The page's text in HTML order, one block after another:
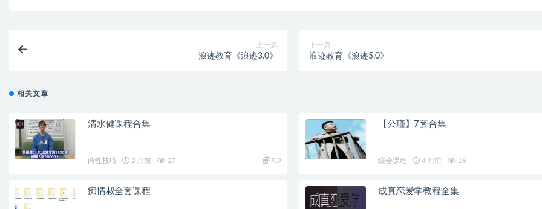
上一篇
浪迹教育《浪迹3.0》
下一篇
浪迹教育《浪迹5.0》
相关文章
清水健课程合集
两性技巧 2 月前 27 9.9
【公瑾】7套合集
综合课程 4 月前 16
痴情叔全套课程 成真恋爱学教程全集